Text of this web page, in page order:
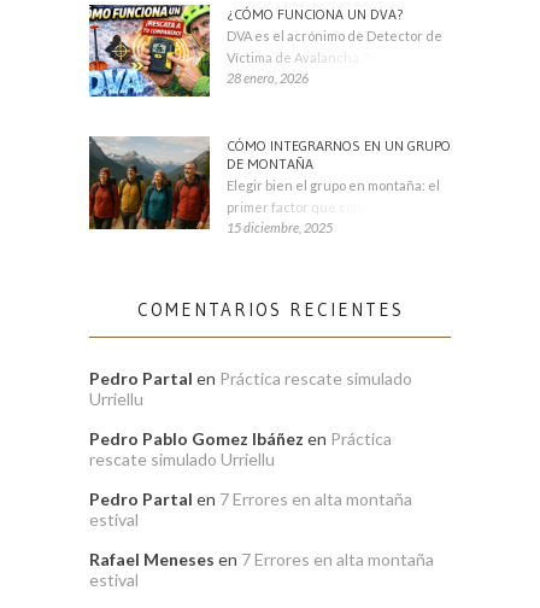
¿CÓMO FUNCIONA UN DVA?
DVA es el acrónimo de Detector de
Víctima de Avalancha. También se
28 enero, 2026
CÓMO INTEGRARNOS EN UN GRUPO
DE MONTAÑA
Elegir bien el grupo en montaña: el
primer factor que condiciona tu
15 diciembre, 2025
COMENTARIOS RECIENTES
Pedro Partal en Práctica rescate simulado
Urriellu
Pedro Pablo Gomez Ibáñez en Práctica
rescate simulado Urriellu
Pedro Partal en 7 Errores en alta montaña
estival
Rafael Meneses en 7 Errores en alta montaña
estival